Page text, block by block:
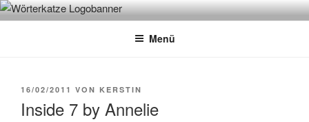
Zum
InhaltWÖRTERKATZE
Von Büchern erzählen
Menü
VERÖFFENTLICHT
16/02/2011 VON KERSTIN
Inside 7 by Annelie